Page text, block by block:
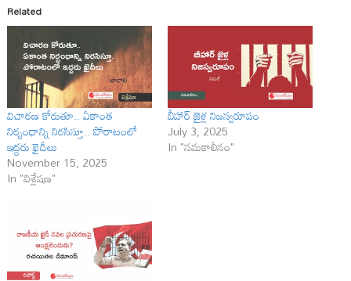
Related
విచారణ కోరుతూ.. ఏకాంత
నిర్బంధాన్ని నిరసిస్తూ.. పోరాటంలో
ఇద్దరు ఖైదీలు
November 15, 2025
In "విశ్లేషణ"
బీహార్ జైళ్ల నిజస్వరూపం
July 3, 2025
In "సమకాలీనం"